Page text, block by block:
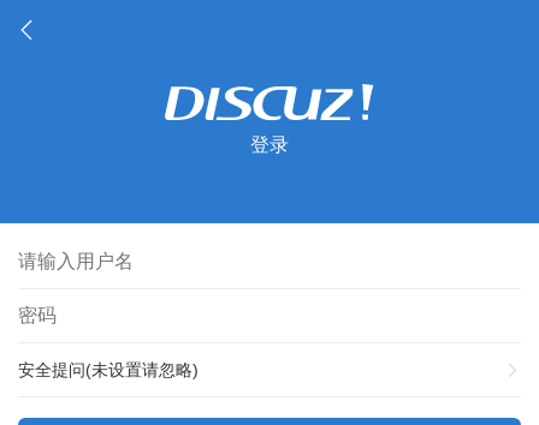
登录
安全提问(未设置请忽略)